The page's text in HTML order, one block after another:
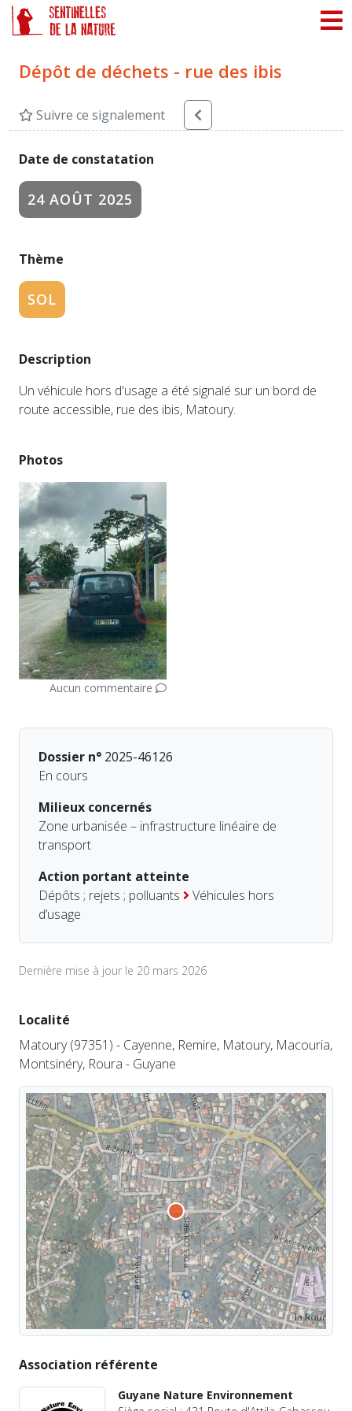
Dépôt de déchets - rue des ibis
Suivre ce signalement
Date de constatation
24 AOÛT 2025
Thème
SOL
Description
Un véhicule hors d'usage a été signalé sur un bord de
route accessible, rue des ibis, Matoury.
Photos
Aucun commentaire
Dossier n° 2025-46126
En cours
Milieux concernés
Zone urbanisée – infrastructure linéaire de
transport
Action portant atteinte
Dépôts ; rejets ; polluants
Véhicules hors
d’usage
Dernière mise à jour le 20 mars 2026
Localité
Matoury (97351) - Cayenne, Remire, Matoury, Macouria,
Montsinéry, Roura - Guyane
Association référente
Guyane Nature Environnement
Panneau de gestion des cookies